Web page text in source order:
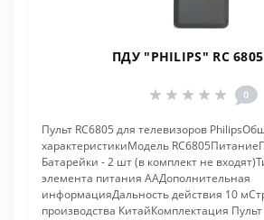
ПДУ "PHILIPS" RC
0
Пульт RC6805 для телевизоров
характеристикиМодель
Батарейки - 2 шт (в комплект не
элемента питания ААДополнительная
информацияДальность действия 10
производства КитайКомплектация